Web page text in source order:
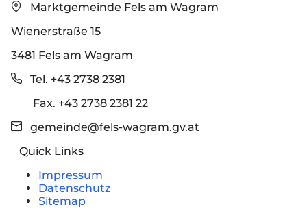
Marktgemeinde Fels am Wagram
Wienerstraße 15
3481 Fels am Wagram
Tel. +43 2738 2381
Fax. +43 2738 2381 22
gemeinde@fels-wagram.gv.at
Quick Links
Impressum
Datenschutz
Sitemap